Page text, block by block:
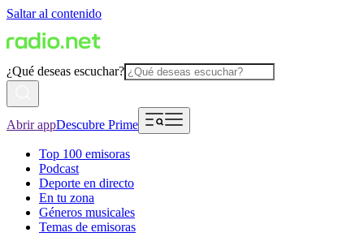
Saltar al contenido
¿Qué deseas escuchar?
Abrir appDescubre Prime
Top 100 emisoras
Podcast
Deporte en directo
En tu zona
Géneros musicales
Temas de emisoras